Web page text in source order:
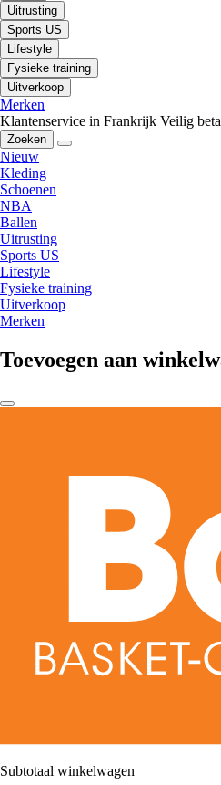
Uitrusting
Sports US
Lifestyle
Fysieke training
Uitverkoop
Merken
Klantenservice in Frankrijk Veilig
Zoeken
Nieuw
Kleding
Schoenen
NBA
Ballen
Uitrusting
Sports US
Lifestyle
Fysieke training
Uitverkoop
Merken
Toevoegen aan
Subtotaal winkelwagen